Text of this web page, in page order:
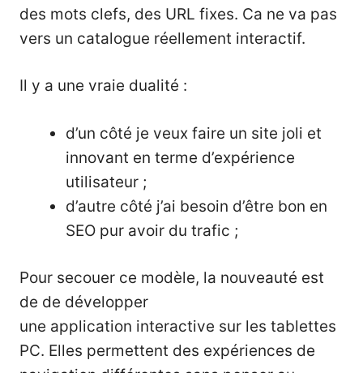
des mots clefs, des URL fixes. Ca ne va pas
vers un catalogue réellement interactif.
Il y a une vraie dualité :
d’un côté je veux faire un site joli et
innovant en terme d’expérience
utilisateur ;
d’autre côté j’ai besoin d’être bon en
SEO pur avoir du trafic ;
Pour secouer ce modèle, la nouveauté est
de de développer
une application interactive sur les tablettes
PC. Elles permettent des expériences de